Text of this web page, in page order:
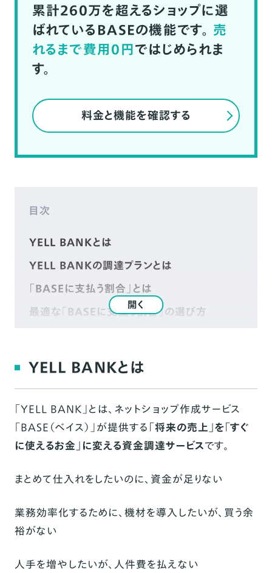
累計260万を超えるショップに選
ばれているBASEの機能です。 売
れるまで費用0円ではじめられま
す。
料金と機能を確認する
目次
YELL BANKとは
YELL BANKの調達プランとは
「BASEに支払う割合」とは
最適な「BASEに支払う割合」の選び方
BASEに支払う割合（支払率）：60%
まとめ
ご意見・ご感想を募集しています
開く
YELL BANKとは
「YELL BANK」とは、ネットショップ作成サービス
「BASE（ベイス）」が提供する 「将来の売上」を「すぐ
に使えるお金」に変える資金調達サービスです。
まとめて仕入れをしたいのに、資金が足りない
業務効率化するために、機材を導入したいが、買う余
裕がない
人手を増やしたいが、人件費を払えない